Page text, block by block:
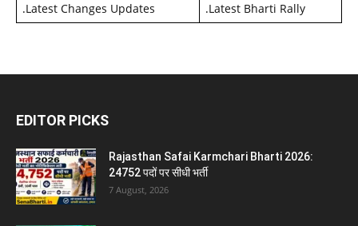
.Latest Changes Updates .Latest Bharti Rally
EDITOR PICKS
Rajasthan Safai Karmchari Bharti 2026:
24752 पदों पर सीधी भर्ती
7 August, 2026